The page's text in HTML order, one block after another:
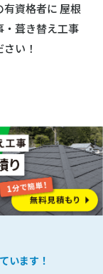
有資格者に 屋根
・葺き替え工事
い！
います！